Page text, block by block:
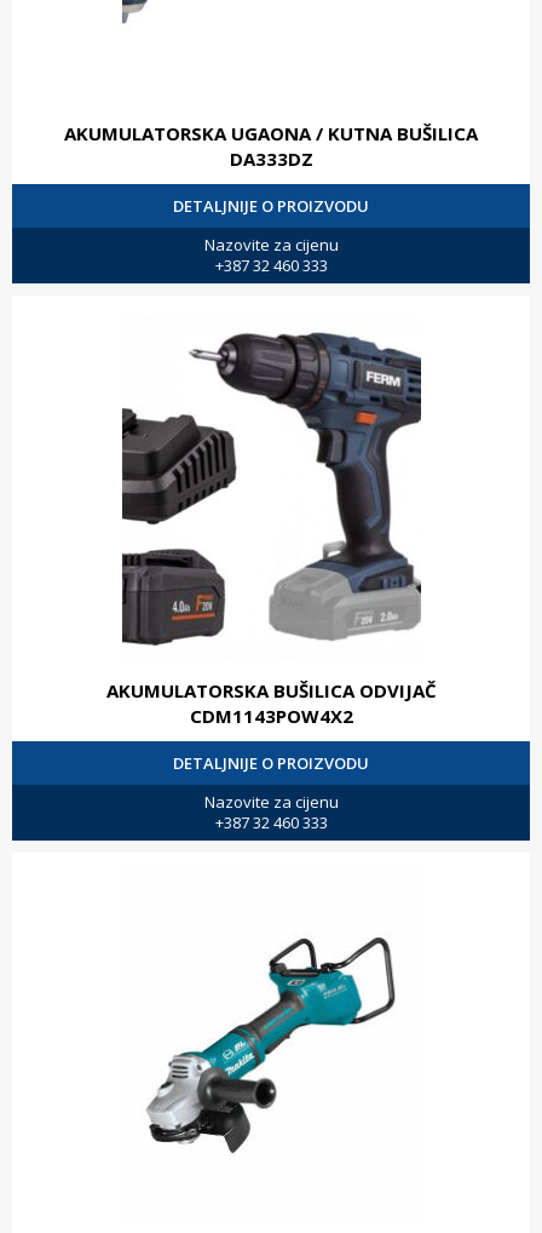
AKUMULATORSKA UGAONA / KUTNA BUŠILICA
DA333DZ
DETALJNIJE O PROIZVODU
Nazovite za cijenu
+387 32 460 333
AKUMULATORSKA BUŠILICA ODVIJAČ
CDM1143POW4X2
DETALJNIJE O PROIZVODU
Nazovite za cijenu
+387 32 460 333